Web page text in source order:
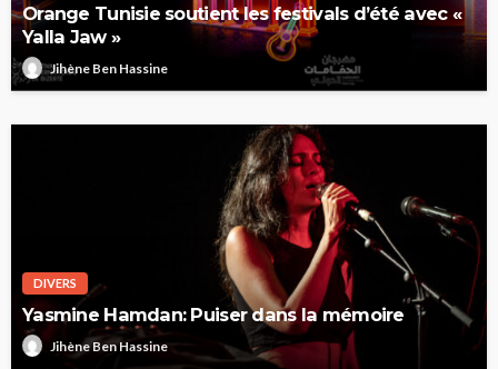
Orange Tunisie soutient les festivals d’été avec «
Yalla Jaw »
Jihène Ben Hassine
DIVERS
Yasmine Hamdan: Puiser dans la mémoire
Jihène Ben Hassine